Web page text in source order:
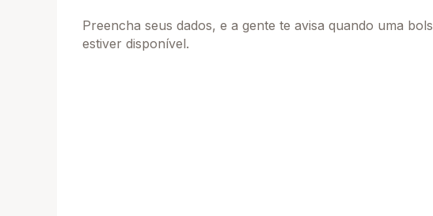
Preencha seus dados, e a gente te avisa quando uma
estiver disponível.